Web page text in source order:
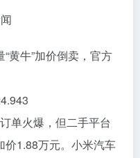
黄牛”加价倒卖，官方
单火爆，但二手平台
价1.88万元。小米汽车